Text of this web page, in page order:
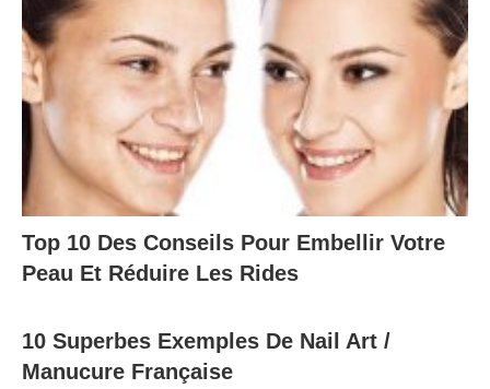
Top 10 Des Conseils Pour Embellir Votre
Peau Et Réduire Les Rides
10 Superbes Exemples De Nail Art /
Manucure Française